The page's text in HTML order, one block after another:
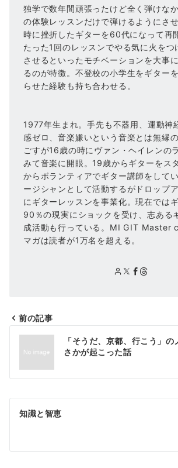
独学で数年間頑張ったけど全く弾けな
の体験レッスンだけで弾けるようにさ
時に挫折したギターを60代になって再
たった1回のレッスンでやる気に火をつ
させるといったモチベーションを大事
るのが特徴。不登校の小学生をギター
らせた経験も持ち合わせる。
1977年生まれ。手先も不器用、運動神
感ゼロ、音楽嫌いという音楽とは無縁
ごすが16歳の時にヴァン・ヘイレンの
みて音楽に開眼。19歳からギターをス
からボランティアでギター講師をして
ージシャンとして活動するがドロップ
にギターレッスンを事業化。現在では
90％の現実にショックを受け、志ある
成活動も行っている。MI GIT Master
マガは読者が1万名を超える。
投
ナ
ビ
ゲ
シ
前の記事
「そうだ、京都、行こう」の
さかが起こった話
知識と智恵